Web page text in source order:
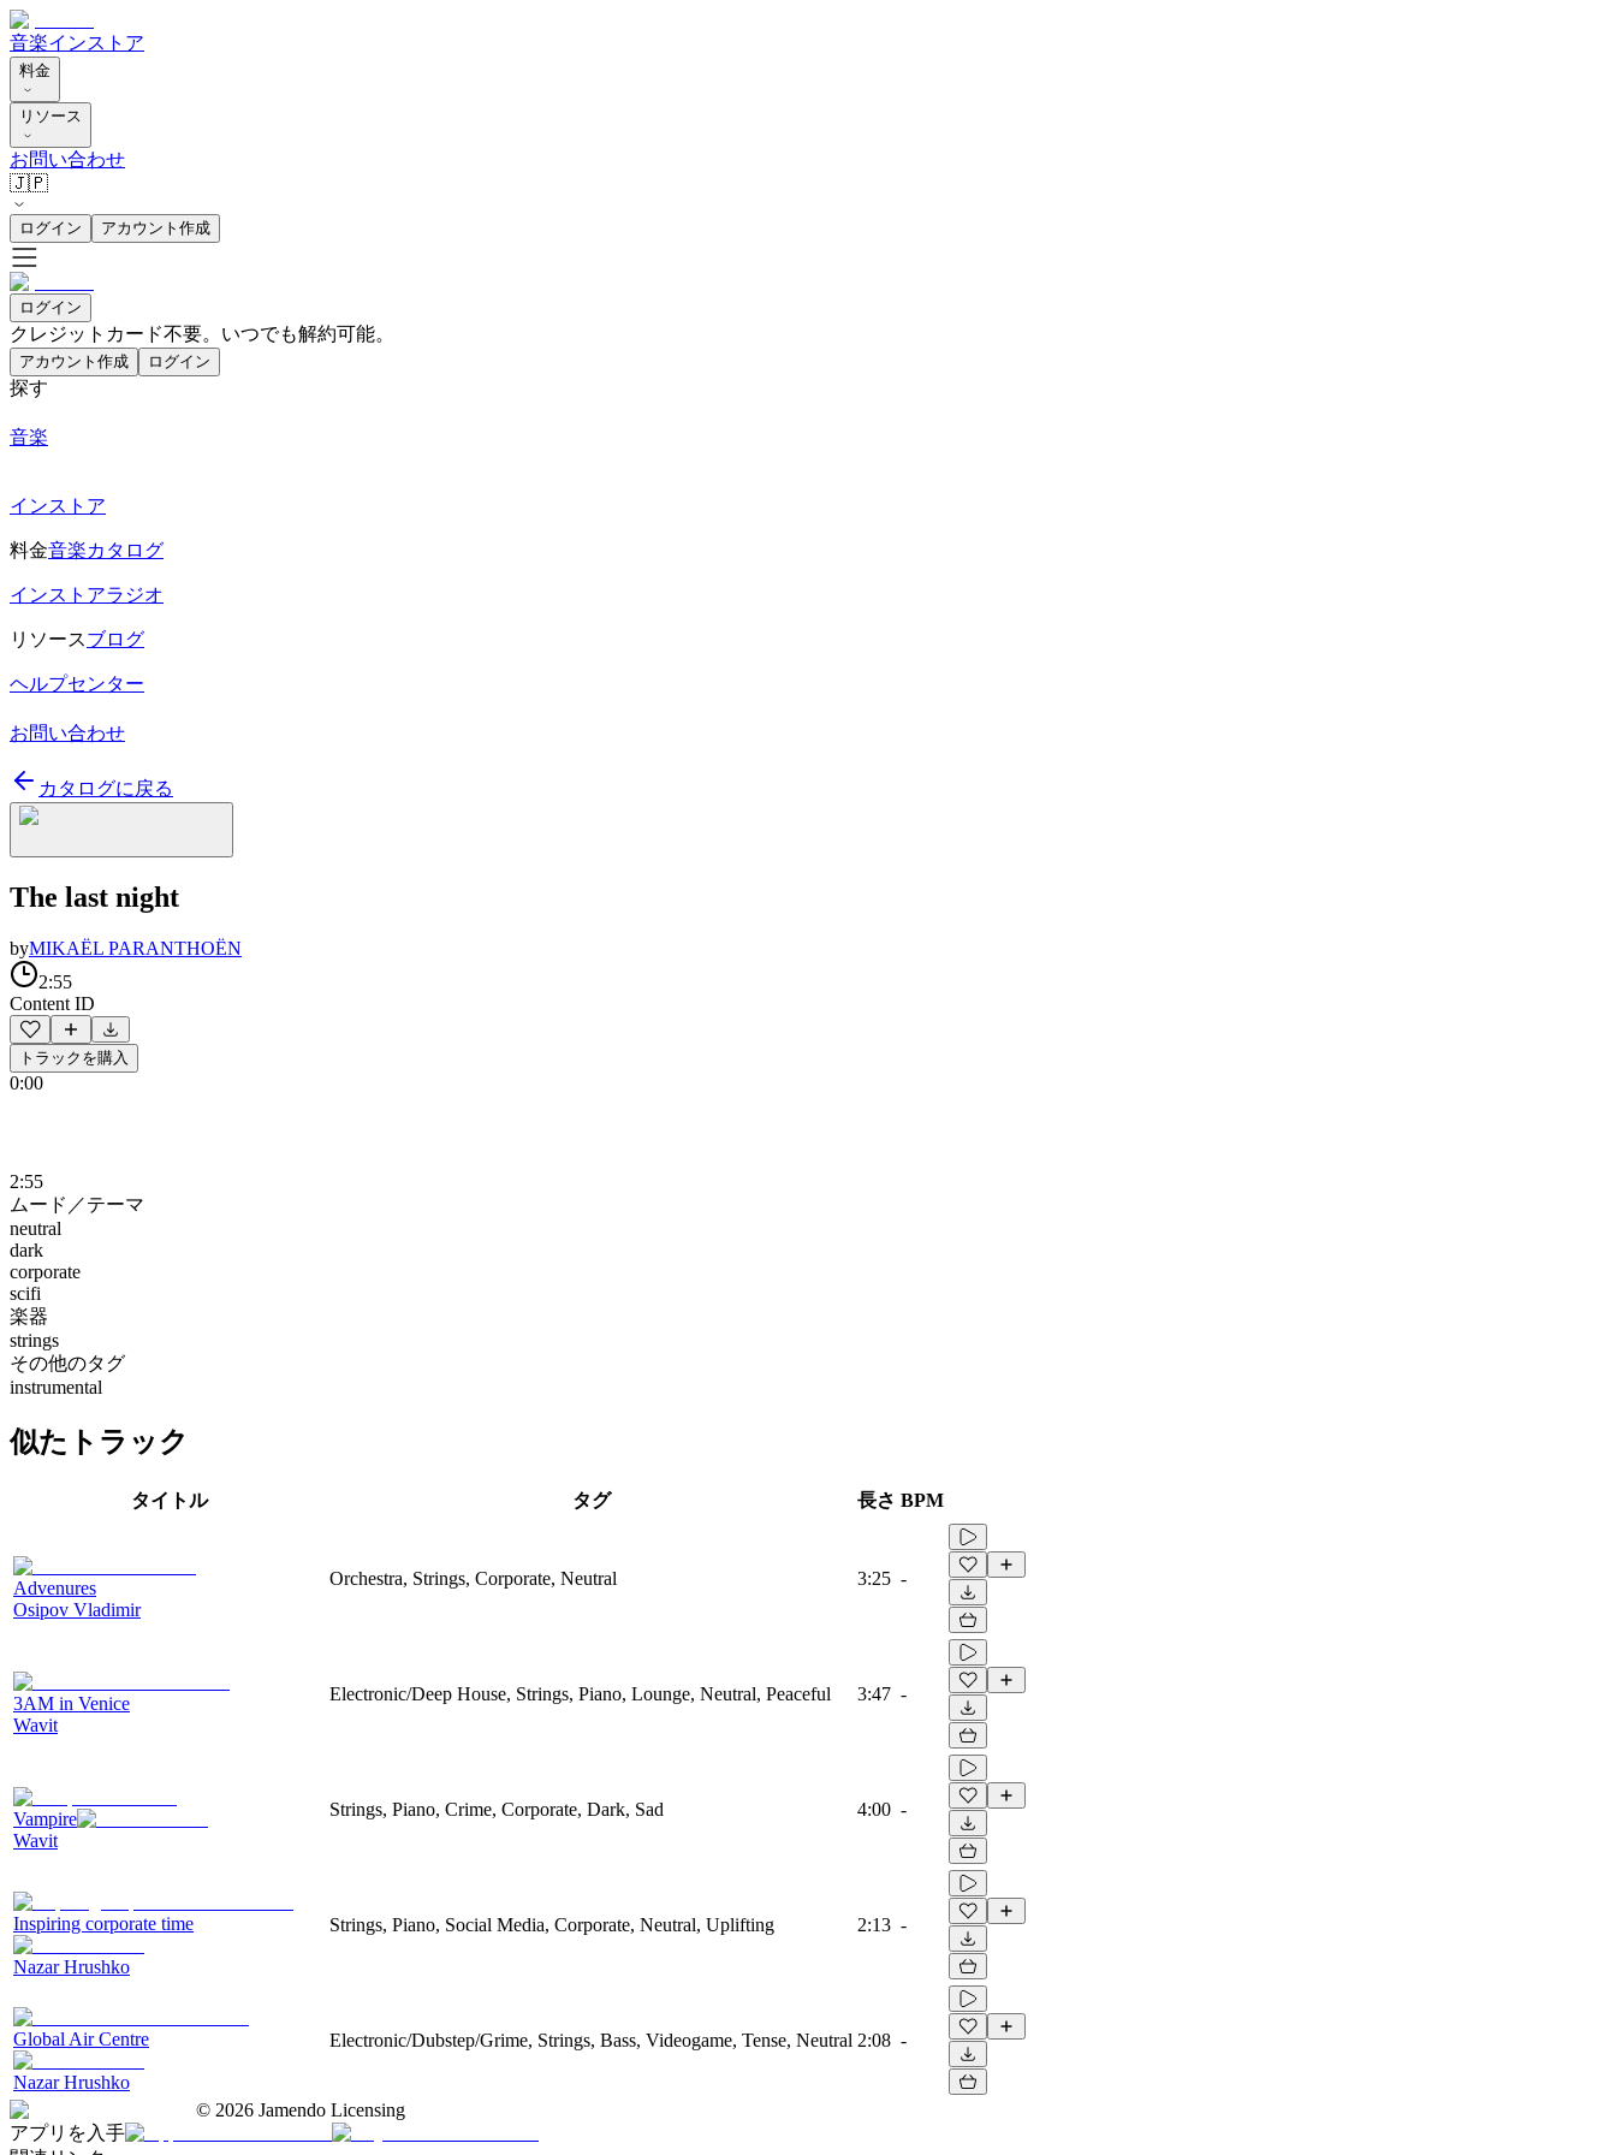
音楽インストア
料金
リソース
お問い合わせ
🇯🇵
ログイン アカウント作成
ログイン
クレジットカード不要。いつでも解約可能。
アカウント作成 ログイン
探す
音楽
インストア
料金音楽カタログ
インストアラジオ
リソースブログ
ヘルプセンター
お問い合わせ
カタログに戻る
The last night
byMIKAËL PARANTHOËN
2:55
Content ID
トラックを購入
0:00
2:55
ムード／テーマ
neutral
dark
corporate
scifi
楽器
strings
その他のタグ
instrumental
似たトラック
タイトル タグ 長さ BPM
Advenures
Osipov Vladimir
Orchestra, Strings, Corporate, Neutral 3:25 -
3AM in Venice
Wavit
Electronic/Deep House, Strings, Piano, Lounge, Neutral, Peaceful 3:47 -
Vampire
Wavit
Strings, Piano, Crime, Corporate, Dark, Sad 4:00 -
Inspiring corporate time
Nazar Hrushko
Strings, Piano, Social Media, Corporate, Neutral, Uplifting 2:13 -
Global Air Centre
Nazar Hrushko
Electronic/Dubstep/Grime, Strings, Bass, Videogame, Tense, Neutral 2:08 -
© 2026 Jamendo Licensing
アプリを入手